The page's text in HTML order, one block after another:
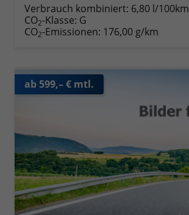
Verbrauch kombiniert: 6,80 l/100km
CO2-Klasse: G
CO2-Emissionen: 176,00 g/km
ab 599,– € mtl.